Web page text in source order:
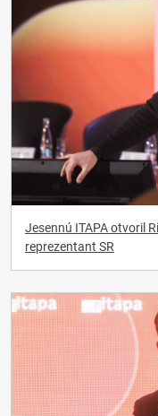
Jesennú ITAPA otvoril
reprezentant SR